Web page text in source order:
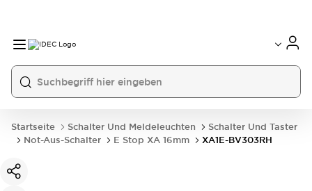
Startseite Schalter Und Meldeleuchten
Schalter Und Taster
Not-Aus-Schalter
E Stop XA 16mm XA1E-BV303RH